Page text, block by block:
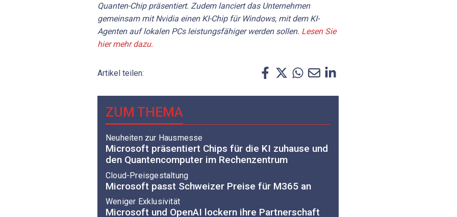
Quanten-Chip präsentiert. Zudem lanciert das Unternehmen
gemeinsam mit Nvidia einen KI-Chip für Windows, mit dem KI-
Agenten auf lokalen PCs leistungsfähiger werden sollen. Lesen Sie
hier mehr dazu.
Artikel teilen:
ZUM THEMA
Neuheiten zur Hausmesse
Microsoft präsentiert Chips für die KI zuhause und
den Quantencomputer im Rechenzentrum
Cloud-Preisgestaltung
Microsoft passt Schweizer Preise für M365 an
Weniger Exklusivität
Microsoft und OpenAI lockern ihre Partnerschaft